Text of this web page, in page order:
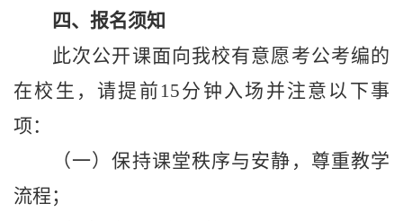
四、报名须知
此次公开课面向我校有意愿考公考编的
在校生，请提前15分钟入场并注意以下事
项：
（一）保持课堂秩序与安静，尊重教学
流程；